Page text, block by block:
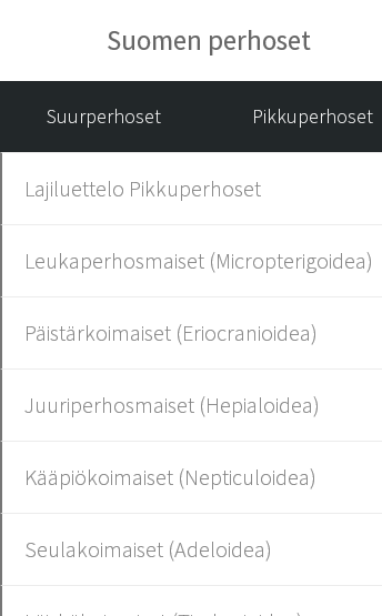
Suomen perhoset
Suurperhoset Pikkuperhoset
Lajiluettelo Pikkuperhoset
Leukaperhosmaiset (Micropterigoidea)
Päistärkoimaiset (Eriocranioidea)
Juuriperhosmaiset (Hepialoidea)
Kääpiökoimaiset (Nepticuloidea)
Seulakoimaiset (Adeloidea)